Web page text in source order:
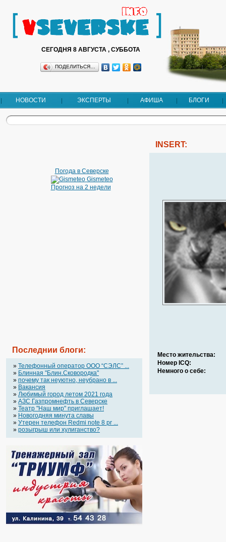
СЕГОДНЯ 8 АВГУСТА , СУББОТА
ПОДЕЛИТЬСЯ…
НОВОСТИ ЭКСПЕРТЫ АФИША БЛОГИ
Погода в Северске
Gismeteo
Прогноз на 2 недели
Последнии блоги:
» Телефонный оператор OOO “СЭЛС” ...
» Блинная "Блин.Сковородка"
» почему так неуютно, неубрано в ...
» Вакансия
» Любимый город летом 2021 года
» АЗС Газпромнефть в Северске
» Театр "Наш мир" приглашает!
» Новогодняя минута славы
» Утерен телефон Redmi note 8 pr ...
» розыгрыш или хулиганство?
INSERT:
Место жительства:
Номер ICQ:
Немного о себе: